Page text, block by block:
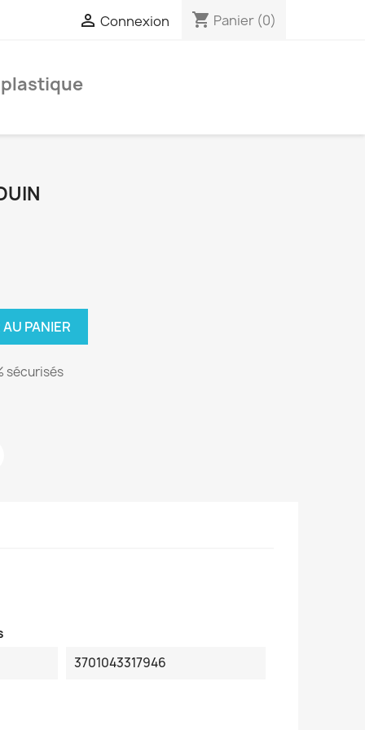
 Connexion shopping_cart Panier (0)
PANIER
sécurisés
3701043317946